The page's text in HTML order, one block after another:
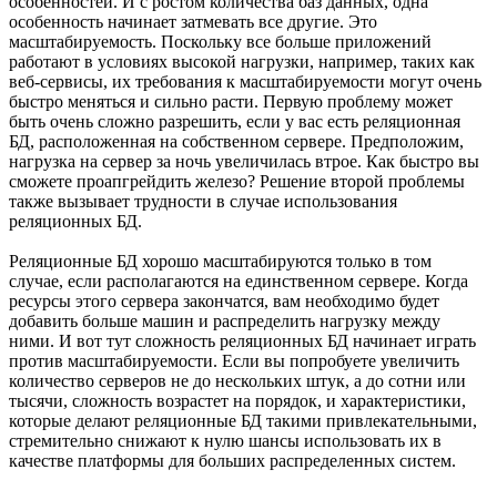
особенность начинает затмевать все другие. Это
масштабируемость. Поскольку все больше приложений
работают в условиях высокой нагрузки, например, таких как
веб-сервисы, их требования к масштабируемости могут очень
быстро меняться и сильно расти. Первую проблему может
быть очень сложно разрешить, если у вас есть реляционная
БД, расположенная на собственном сервере. Предположим,
нагрузка на сервер за ночь увеличилась втрое. Как быстро вы
сможете проапгрейдить железо? Решение второй проблемы
также вызывает трудности в случае использования
реляционных БД.
Реляционные БД хорошо масштабируются только в том
случае, если располагаются на единственном сервере. Когда
ресурсы этого сервера закончатся, вам необходимо будет
добавить больше машин и распределить нагрузку между
ними. И вот тут сложность реляционных БД начинает играть
против масштабируемости. Если вы попробуете увеличить
количество серверов не до нескольких штук, а до сотни или
тысячи, сложность возрастет на порядок, и характеристики,
которые делают реляционные БД такими привлекательными,
стремительно снижают к нулю шансы использовать их в
качестве платформы для больших распределенных систем.